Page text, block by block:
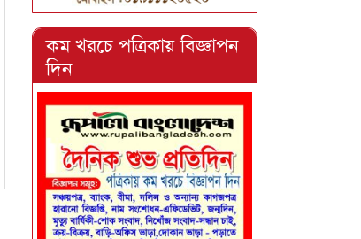
কম খরচে পত্রিকায় বিজ্ঞাপন
দিন